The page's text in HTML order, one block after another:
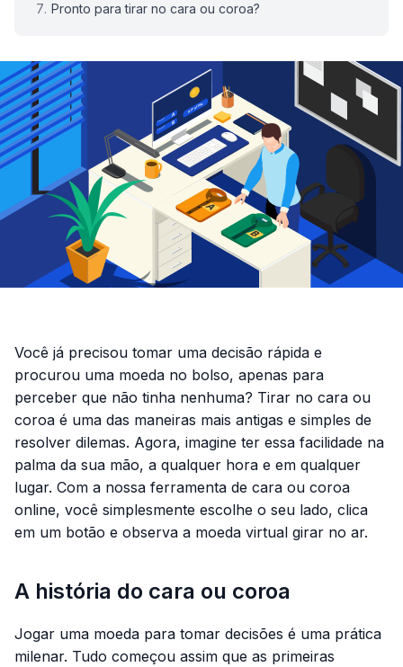
Pronto para tirar no cara ou coroa?
Você já precisou tomar uma decisão rápida e
procurou uma moeda no bolso, apenas para
perceber que não tinha nenhuma? Tirar no cara ou
coroa é uma das maneiras mais antigas e simples de
resolver dilemas. Agora, imagine ter essa facilidade na
palma da sua mão, a qualquer hora e em qualquer
lugar. Com a nossa ferramenta de cara ou coroa
online, você simplesmente escolhe o seu lado, clica
em um botão e observa a moeda virtual girar no ar.
A história do cara ou coroa
Jogar uma moeda para tomar decisões é uma prática
milenar. Tudo começou assim que as primeiras